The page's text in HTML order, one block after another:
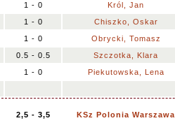
1 - 0 Król, Jan
1 - 0 Chiszko, Oskar
1 - 0 Obrycki, Tomasz
0.5 - 0.5 Szczotka, Klara
1 - 0 Piekutowska, Lena
2,5 - 3,5 KSz Polonia Warszawa